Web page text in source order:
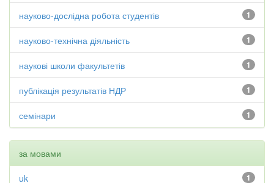
1
науково-дослідна робота студентів
1
науково-технічна діяльність
1
наукові школи факультетів
1
публікація результатів НДР
1
семінари
за мовами
1
uk